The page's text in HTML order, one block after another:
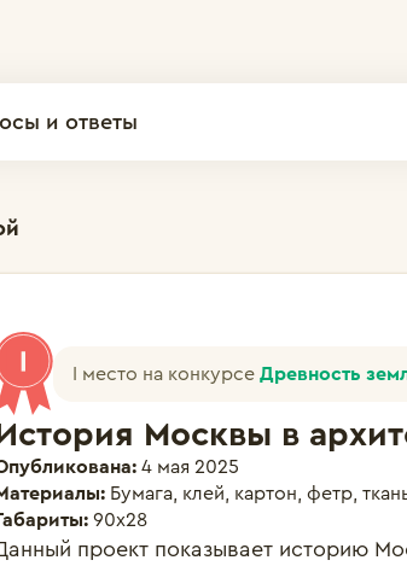
и ответы
I место на конкурсе Древность
Москвы в
4 мая 2025
Бумага, клей, картон, фетр,
90х28
проект показывает историю